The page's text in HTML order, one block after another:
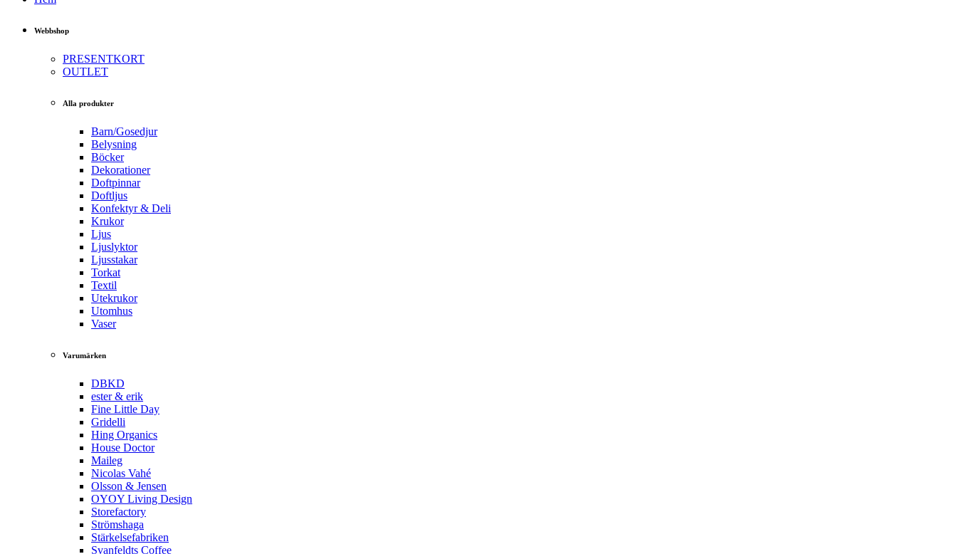
Webbshop
PRESENTKORT
OUTLET
Alla produkter
Barn/Gosedjur
Belysning
Böcker
Dekorationer
Doftpinnar
Doftljus
Konfektyr & Deli
Krukor
Ljus
Ljuslyktor
Ljusstakar
Torkat
Textil
Utekrukor
Utomhus
Vaser
Varumärken
DBKD
ester & erik
Fine Little Day
Gridelli
Hing Organics
House Doctor
Maileg
Nicolas Vahé
Olsson & Jensen
OYOY Living Design
Storefactory
Strömshaga
Stärkelsefabriken
Svanfeldts Coffee